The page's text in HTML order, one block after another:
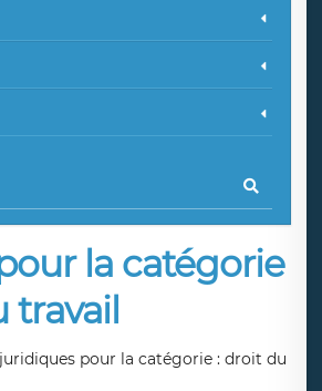
la catégorie
travail
pour la catégorie : droit du